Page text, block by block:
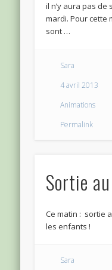
il n’y aura pas
mardi. Pour cette
sont …
Sara
4 avril 2013
Animations
Permalink
Sortie
Ce matin : sortie
les enfants !
Sara